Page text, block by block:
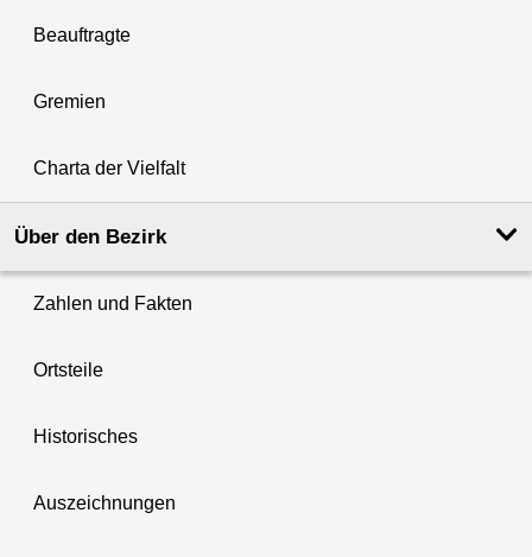
Beauftragte
Gremien
Charta der Vielfalt
Über den Bezirk
Zahlen und Fakten
Ortsteile
Historisches
Auszeichnungen